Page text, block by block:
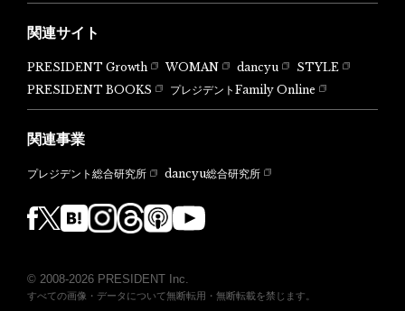
関連サイト
PRESIDENT Growth WOMAN dancyu
STYLE
PRESIDENT BOOKS
プレジデントFamily Online
関連事業
プレジデント総合研究所 dancyu総合研究所
© 2008-2026 PRESIDENT Inc.
すべての画像・データについて無断転用・無断転載を禁じます。